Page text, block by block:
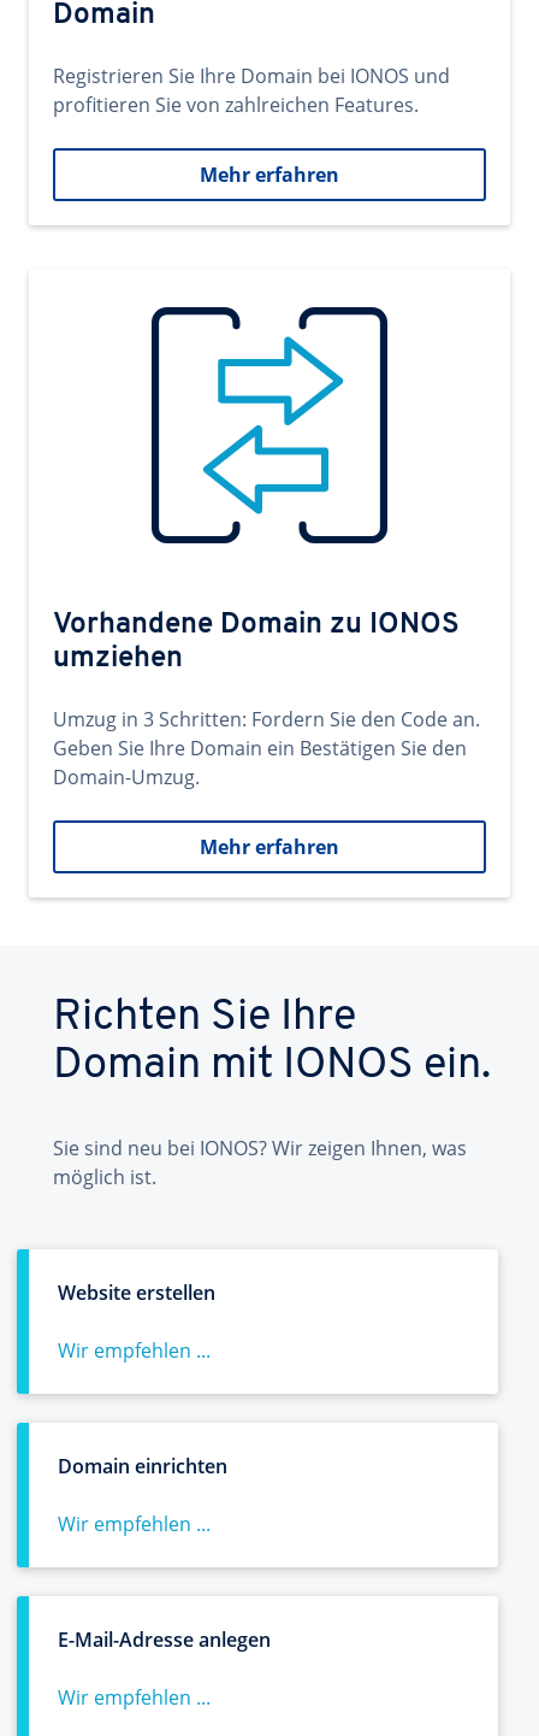
Domain
Registrieren Sie Ihre Domain bei IONOS und
profitieren Sie von zahlreichen Features.
Mehr erfahren
Vorhandene Domain zu IONOS
umziehen
Umzug in 3 Schritten: Fordern Sie den Code an.
Geben Sie Ihre Domain ein Bestätigen Sie den
Domain-Umzug.
Mehr erfahren
Richten Sie Ihre
Domain mit IONOS ein.
Sie sind neu bei IONOS? Wir zeigen Ihnen, was
möglich ist.
Website erstellen
Wir empfehlen ...
Domain einrichten
Wir empfehlen ...
E-Mail-Adresse anlegen
Wir empfehlen ...